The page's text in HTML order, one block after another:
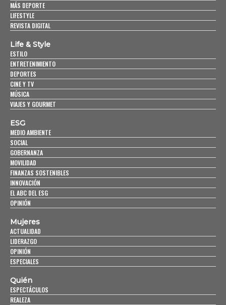
MÁS DEPORTE
LIFESTYLE
REVISTA DIGITAL
Life & Style
ESTILO
ENTRETENIMIENTO
DEPORTES
CINE Y TV
MÚSICA
VIAJES Y GOURMET
ESG
MEDIO AMBIENTE
SOCIAL
GOBERNANZA
MOVILIDAD
FINANZAS SOSTENIBLES
INNOVACIÓN
EL ABC DEL ESG
OPINIÓN
Mujeres
ACTUALIDAD
LIDERAZGO
OPINIÓN
ESPECIALES
Quién
ESPECTÁCULOS
REALEZA